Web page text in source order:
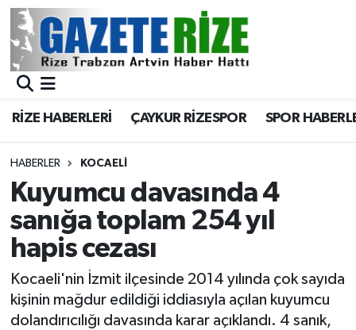
RİZE HABERLERİ ÇAYKUR RİZESPOR SPOR
HABERLER KOCAELI
Kuyumcu davasında 4
sanığa toplam 254 yıl
hapis cezası
Kocaeli'nin İzmit ilçesinde 2014 yılında çok sayıda
kişinin mağdur edildiği iddiasıyla açılan kuyumcu
dolandırıcılığı davasında karar açıklandı. 4 sanık,
BÖLGEMİZ
Asayiş
Rize Jandarma Komutanlığı
Bilim Teknoloji
Bölge
Advertising news
Merkez Nöbetçi Eczaneler
Merkez Trafik Yoğunluk Haritası
Süper Lig Puan Durumu ve Fikstür
Tüm Manşetler
Son Dakika Haberleri
Haber Arşivi